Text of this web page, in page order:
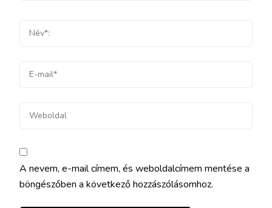
A nevem, e-mail címem, és weboldalcímem mentése a
böngészőben a következő hozzászólásomhoz.